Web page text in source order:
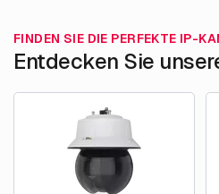
FINDEN SIE DIE PERFEKTE IP-
Entdecken Sie